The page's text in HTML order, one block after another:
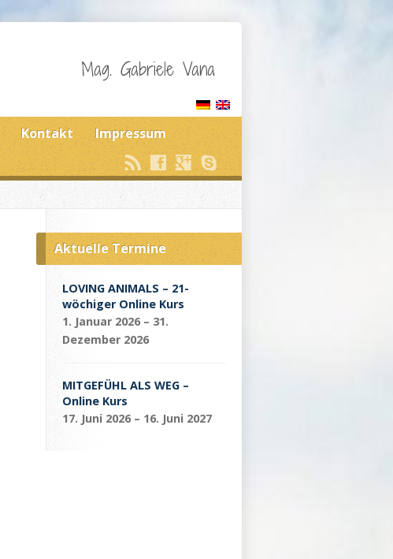
Mag. Gabriele Vana
Kontakt Impressum
Aktuelle Termine
LOVING ANIMALS – 21-
wöchiger Online Kurs
1. Januar 2026 – 31.
Dezember 2026
MITGEFÜHL ALS WEG –
Online Kurs
17. Juni 2026 – 16. Juni 2027